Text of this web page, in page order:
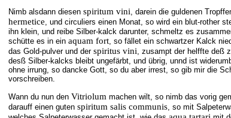
Nimb alsdann diesen spiritum vini, darein die guldenen
hermetice, und circuliers einen Monat, so wird ein blut-rother
ihn klein, und reibe Silber-kalck darunter, schmeltz es
schütte es in ein aquam fort, so fället ein schwartzer Kalck
das Gold-pulver und der spiritus vini, zusampt der helffte deß
desß Silber-kalcks bleibt ungefärbt, und übrig, unnd ist
ohne irrung, so dancke Gott, so du aber irrest, so gib mir die
vorschreiben.
Wann du nun den Vitriolum machen wilt, so nimb das vorig
darauff einen guten spiritum salis communis , so mit